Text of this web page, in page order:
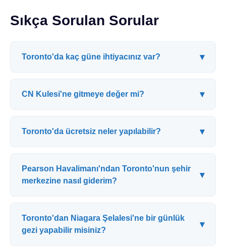
Sıkça Sorulan Sorular
Toronto'da kaç güne ihtiyacınız var? ▾
CN Kulesi'ne gitmeye değer mi? ▾
Toronto'da ücretsiz neler yapılabilir? ▾
Pearson Havalimanı'ndan Toronto'nun şehir
merkezine nasıl giderim?
▾
Toronto'dan Niagara Şelalesi'ne bir günlük
gezi yapabilir misiniz?
▾